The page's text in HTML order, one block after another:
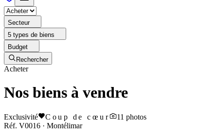
Secteur
5 types de biens
Budget
Rechercher
Acheter
Nos biens à vendre
Exclusivité Coup de cœur 11 photos
Réf. V0016 · Montélimar